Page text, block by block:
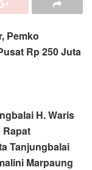
Pemko
Rp 250 Juta
H. Waris
Rapat
Tanjungbalai
Marpaung